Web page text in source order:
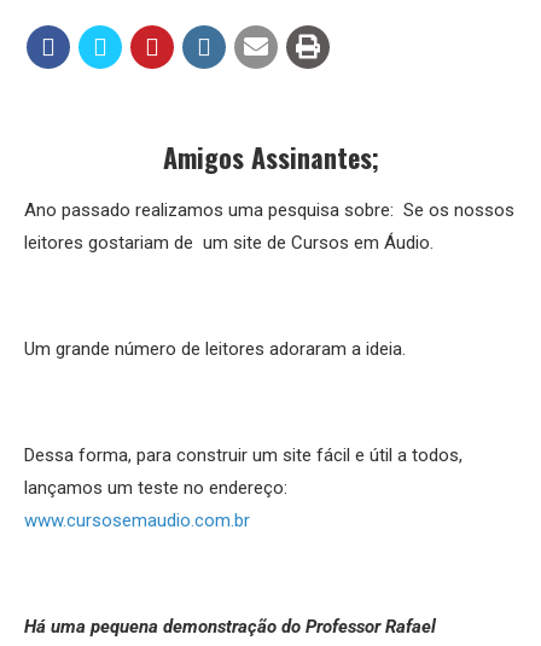
Amigos Assinantes;
Ano passado realizamos uma pesquisa sobre: Se os nossos
leitores gostariam de um site de Cursos em Áudio.
Um grande número de leitores adoraram a ideia.
Dessa forma, para construir um site fácil e útil a todos,
lançamos um teste no endereço:
www.cursosemaudio.com.br
Há uma pequena demonstração do Professor Rafael